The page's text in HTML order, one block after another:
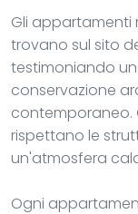
Gli appartamenti
trovano sul sito
testimoniando
conservazione
contemporaneo.
rispettano le
un'atmosfera
Ogni